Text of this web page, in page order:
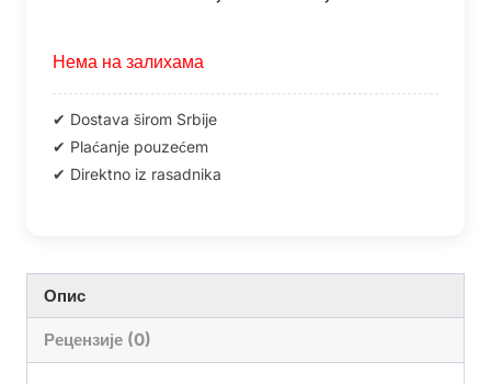
Нема на залихама
Опис
Рецензије (0)